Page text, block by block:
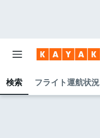
検索 フライト運航状況